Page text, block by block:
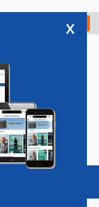
Check in
Vacatures
x